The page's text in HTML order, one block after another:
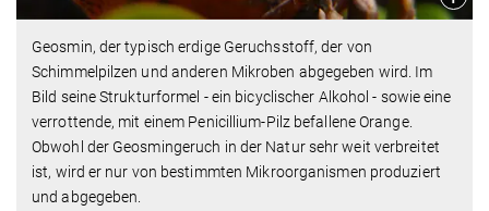
Geosmin, der typisch erdige Geruchsstoff, der von
Schimmelpilzen und anderen Mikroben abgegeben wird. Im
Bild seine Strukturformel - ein bicyclischer Alkohol - sowie eine
verrottende, mit einem Penicillium-Pilz befallene Orange.
Obwohl der Geosmingeruch in der Natur sehr weit verbreitet
ist, wird er nur von bestimmten Mikroorganismen produziert
und abgegeben.